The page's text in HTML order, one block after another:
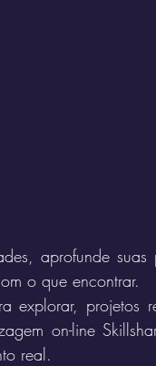
aprofunde
o que encontrar.
explorar,
on-line
real.